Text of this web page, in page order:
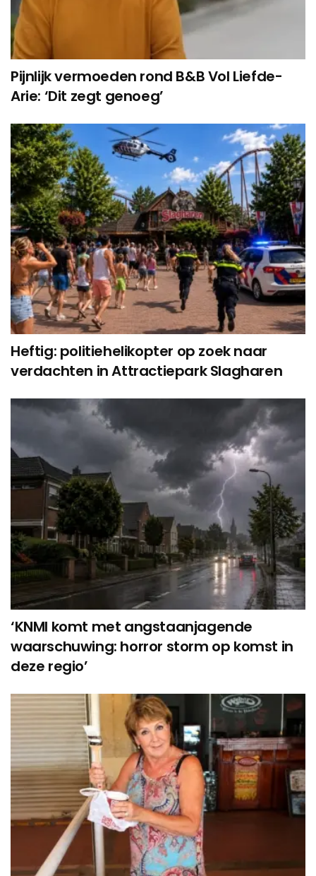
Pijnlijk vermoeden rond B&B Vol Liefde-
Arie: ‘Dit zegt genoeg’
Heftig: politiehelikopter op zoek naar
verdachten in Attractiepark Slagharen
‘KNMI komt met angstaanjagende
waarschuwing: horror storm op komst in
deze regio’